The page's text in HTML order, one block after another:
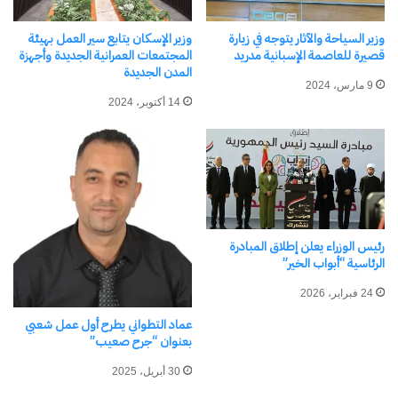
وزير السياحة والآثار يتوجه في زيارة
قصيرة للعاصمة الإسبانية مدريد
9 مارس، 2024
وزير الإسكان يتابع سير العمل بهيئة
المجتمعات العمرانية الجديدة وأجهزة
المدن الجديدة
14 أكتوبر، 2024
رئيس الوزراء يعلن إطلاق المبادرة
الرئاسية “أبواب الخير”
24 فبراير، 2026
عماد التطواني يطرح أول عمل شعبي
بعنوان “جرح صعيب”
30 أبريل، 2025